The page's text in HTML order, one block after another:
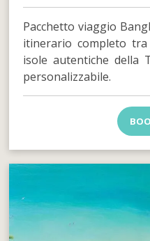
Pacchetto viaggio
itinerario completo
isole autentiche della
personalizzabile.